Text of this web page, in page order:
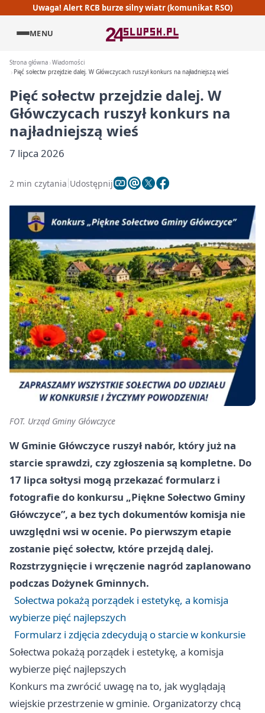
Uwaga! Alert RCB burze silny wiatr (komunikat RSO)
MENU
Strona główna Wiadomości
Pięć sołectw przejdzie dalej. W Główczycach ruszył konkurs na najładniejszą wieś
Pięć sołectw przejdzie dalej. W
Główczycach ruszył konkurs na
najładniejszą wieś
7 lipca 2026
2 min czytania Udostępnij
FOT. Urząd Gminy Główczyce
W Gminie Główczyce ruszył nabór, który już na
starcie sprawdzi, czy zgłoszenia są kompletne. Do
17 lipca sołtysi mogą przekazać formularz i
fotografie do konkursu „Piękne Sołectwo Gminy
Główczyce”, a bez tych dokumentów komisja nie
uwzględni wsi w ocenie. Po pierwszym etapie
zostanie pięć sołectw, które przejdą dalej.
Rozstrzygnięcie i wręczenie nagród zaplanowano
podczas Dożynek Gminnych.
Sołectwa pokażą porządek i estetykę, a komisja
wybierze pięć najlepszych
Formularz i zdjęcia zdecydują o starcie w konkursie
Sołectwa pokażą porządek i estetykę, a komisja
wybierze pięć najlepszych
Konkurs ma zwrócić uwagę na to, jak wyglądają
wiejskie przestrzenie w gminie. Organizatorzy chcą